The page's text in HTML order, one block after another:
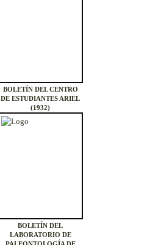
BOLETÍN DEL CENTRO
DE ESTUDIANTES ARIEL
(1932)
BOLETÍN DEL
LABORATORIO DE